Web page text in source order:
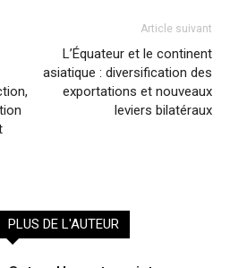
Article suivant
L’Équateur et le continent
asiatique : diversification des
exportations et nouveaux
leviers bilatéraux
PLUS DE L'AUTEUR